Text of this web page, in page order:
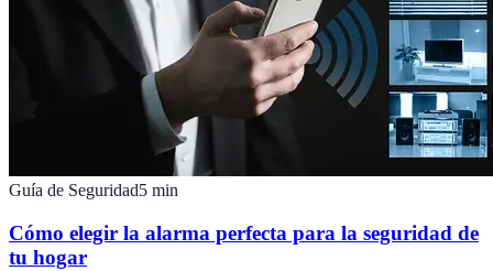
Guía de Seguridad5 min
Cómo elegir la alarma perfecta para la seguridad de
tu hogar